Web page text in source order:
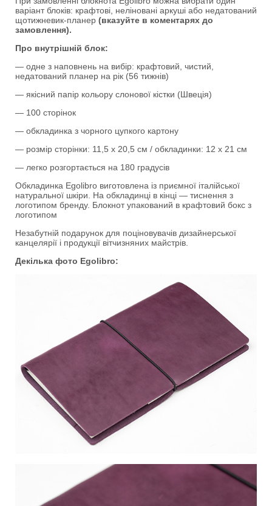
варіант блоків: крафтові, неліновані аркуші або недатований
щотижневик-планер (вказуйте в коментарях до
замовлення).
Про внутрішній блок:
— одне з наповнень на вибір: крафтовий, чистий,
недатований планер на рік (56 тижнів)
— якісний папір кольору слонової кістки (Швеція)
— 100 сторінок
— обкладинка з чорного цупкого картону
— розмір сторінки: 11,5 х 20,5 см / обкладинки: 12 х 21 см
— легко розгортається на 180 градусів
Обкладинка Egolibro виготовлена із приємної італійської
натуральної шкіри. На обкладинці в кінці — тиснення з
логотипом бренду. Блокнот упакований в крафтовий бокс з
логотипом
Незабутній подарунок для поціновувачів дизайнерської
канцелярії і продукції вітчизняних майстрів.
Декілька фото Egolibro: